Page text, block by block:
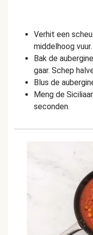
Verhit een
middelhoog vuur.
Bak de
gaar. Schep
Blus de
Meng de
seconden.